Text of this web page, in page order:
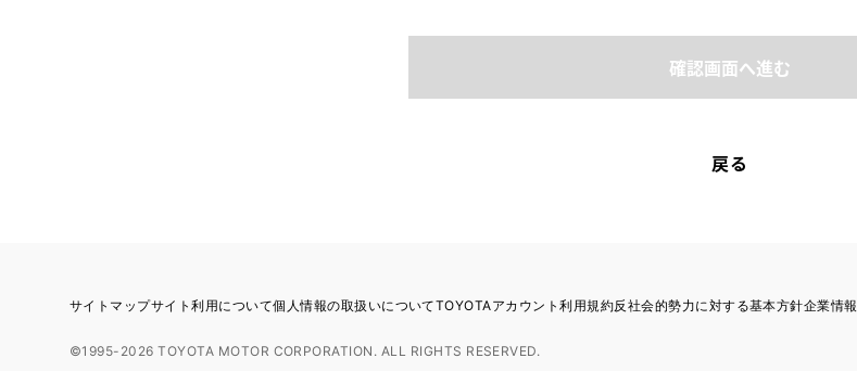
確認画面へ進む
戻る
サイトマップサイト利用について個人情報の取扱いについてTOYOTAアカウント利用規約反社会的勢力に対する基本方針企業情報
©1995-2026 TOYOTA MOTOR CORPORATION. ALL RIGHTS RESERVED.